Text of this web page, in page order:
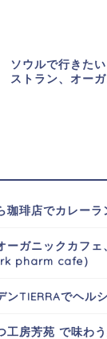
ソウルで行きた
ストラン、オー
珈琲店でカレーラ
ーガニックカフ
pharm cafe）
ンTIERRAでヘル
工房芳苑 で味わ